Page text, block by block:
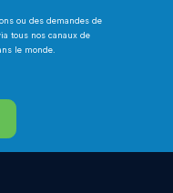
ou des demandes de
tous nos canaux de
le monde.